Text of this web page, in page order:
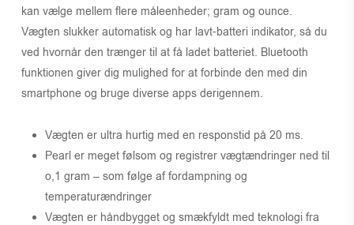
kan vælge mellem flere måleenheder; gram og ounce.
Vægten slukker automatisk og har lavt-batteri indikator, så du
ved hvornår den trænger til at få ladet batteriet. Bluetooth
funktionen giver dig mulighed for at forbinde den med din
smartphone og bruge diverse apps derigennem.
Vægten er ultra hurtig med en responstid på 20 ms.
Pearl er meget følsom og registrer vægtændringer ned til
o,1 gram – som følge af fordampning og
temperaturændringer
Vægten er håndbygget og smækfyldt med teknologi fra